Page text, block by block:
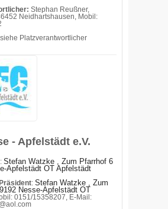
Stephan Reußner,
Neidhartshausen, Mobil:
siehe Platzverantwortlicher
- Apfelstädt e.V.
: Stefan Watzke , Zum Pfarrhof 6
Apfelstädt OT Apfelstädt
: Stefan Watzke , Zum
Nesse-Apfelstädt OT
0151/15358207, E-Mail: